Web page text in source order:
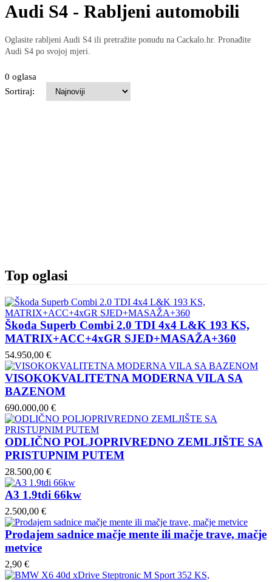
Audi S4 - Rabljeni automobili
Oglasite rabljeni Audi S4 ili pretražite ponudu na Cackalo.hr. Pronađite
Audi S4 po svojoj mjeri.
0 oglasa
Sortiraj:
Top oglasi
Škoda Superb Combi 2.0 TDI 4x4 L&K 193 KS,
MATRIX+ACC+4xGR SJED+MASAŽA+360
54.950,00 €
VISOKOKVALITETNA MODERNA VILA SA
BAZENOM
690.000,00 €
ODLIČNO POLJOPRIVREDNO ZEMLJIŠTE SA
PRISTUPNIM PUTEM
28.500,00 €
A3 1.9tdi 66kw
2.500,00 €
Prodajem sadnice mačje mente ili mačje trave, mačje
metvice
2,90 €